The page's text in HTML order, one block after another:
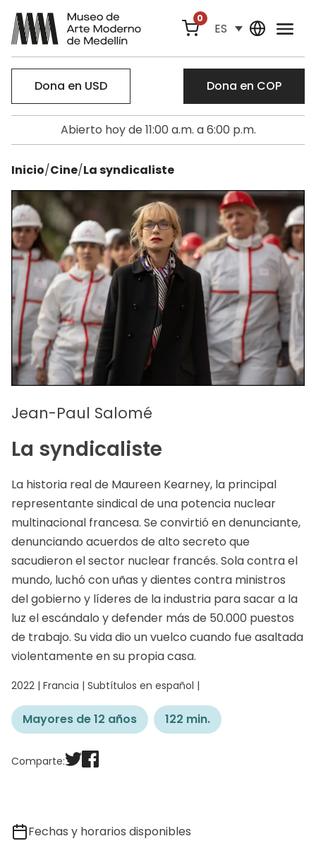
0
ES
Dona en USD Dona en COP
Abierto hoy de 11:00 a.m. a 6:00 p.m.
Inicio/Cine/La syndicaliste
Jean-Paul Salomé
La syndicaliste
La historia real de Maureen Kearney, la principal
representante sindical de una potencia nuclear
multinacional francesa. Se convirtió en denunciante,
denunciando acuerdos de alto secreto que
sacudieron el sector nuclear francés. Sola contra el
mundo, luchó con uñas y dientes contra ministros
del gobierno y líderes de la industria para sacar a la
luz el escándalo y defender más de 50.000 puestos
de trabajo. Su vida dio un vuelco cuando fue asaltada
violentamente en su propia casa.
2022 | Francia | Subtítulos en español |
Mayores de 12 años 122 min.
Comparte:
Fechas y horarios disponibles